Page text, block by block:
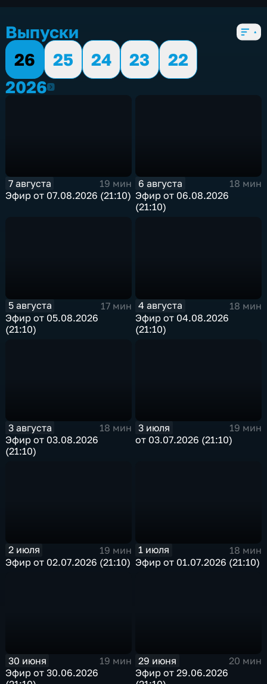
Выпуски
26
25 24 23
22
20262026
7 августа
19 мин
Эфир от 07.08.2026 (21:10)
6 августа
18 мин
Эфир от 06.08.2026
(21:10)
5 августа
17 мин
Эфир от 05.08.2026
(21:10)
4 августа
18 мин
Эфир от 04.08.2026
(21:10)
3 августа
18 мин
Эфир от 03.08.2026
(21:10)
3 июля
19 мин
от 03.07.2026 (21:10)
2 июля
19 мин
Эфир от 02.07.2026 (21:10)
1 июля
18 мин
Эфир от 01.07.2026 (21:10)
30 июня
19 мин
Эфир от 30.06.2026
29 июня
20 мин
Эфир от 29.06.2026